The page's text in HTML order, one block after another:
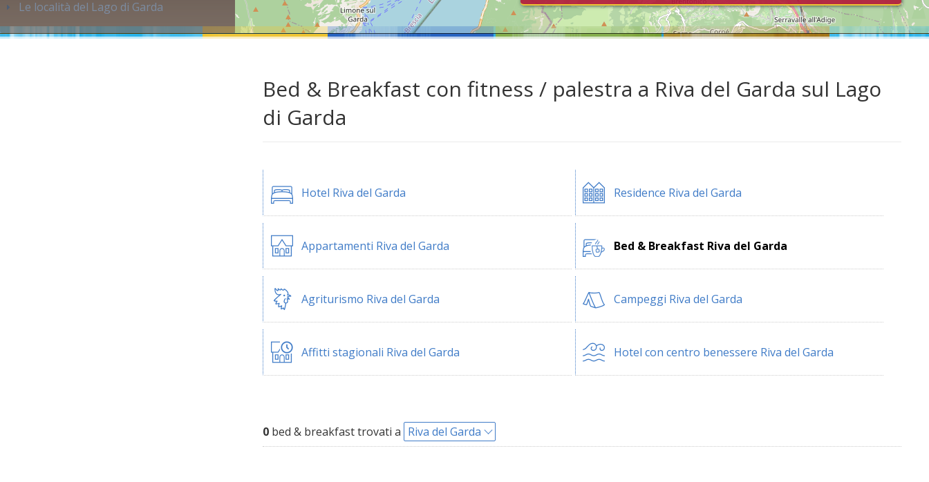
Le località del Lago di Garda
Bed & Breakfast con fitness / palestra a Riva del Garda sul Lago
di Garda
Hotel Riva del Garda Residence Riva del Garda
Appartamenti Riva del Garda Bed & Breakfast Riva del Garda
Agriturismo Riva del Garda Campeggi Riva del Garda
Affitti stagionali Riva del Garda Hotel con centro benessere Riva del Garda
0 bed & breakfast trovati a Riva del Garda